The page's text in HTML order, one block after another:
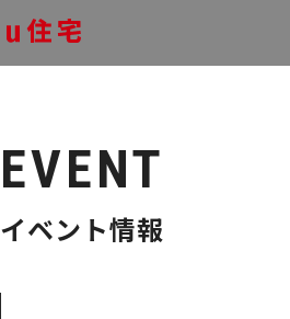
EVENT
イベント情報